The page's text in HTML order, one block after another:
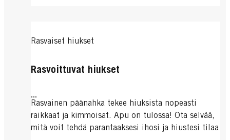
Rasvaiset hiukset
Rasvoittuvat hiukset
...
Rasvainen päänahka tekee hiuksista nopeasti
raikkaat ja kimmoisat. Apu on tulossa! Ota selvää,
mitä voit tehdä parantaaksesi ihosi ja hiustesi tilaa